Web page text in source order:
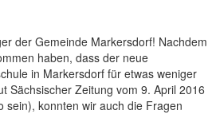
der Gemeinde Markersdorf! Nachdem
haben, dass der neue
in Markersdorf für etwas weniger
Sächsischer Zeitung vom 9. April 2016
sein), konnten wir auch die Fragen